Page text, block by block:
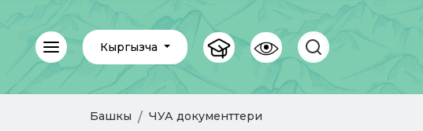
Кыргызча
Башкы ЧУА документтери